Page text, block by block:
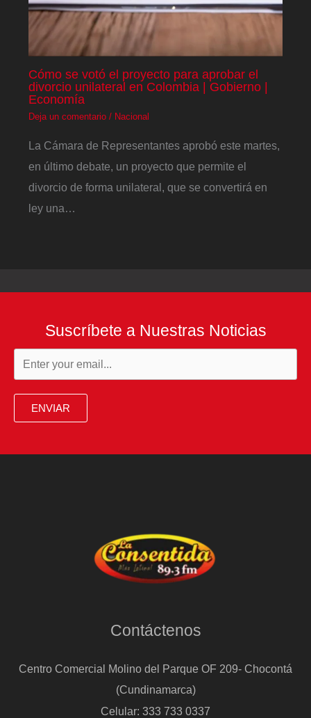
Cómo se votó el proyecto para aprobar el
divorcio unilateral en Colombia | Gobierno |
Economía
Deja un comentario / Nacional
La Cámara de Representantes aprobó este martes,
en último debate, un proyecto que permite el
divorcio de forma unilateral, que se convertirá en
ley una…
Suscríbete a Nuestras Noticias
ENVIAR
Contáctenos
Centro Comercial Molino del Parque OF 209- Chocontá
(Cundinamarca)
Celular: 333 733 0337